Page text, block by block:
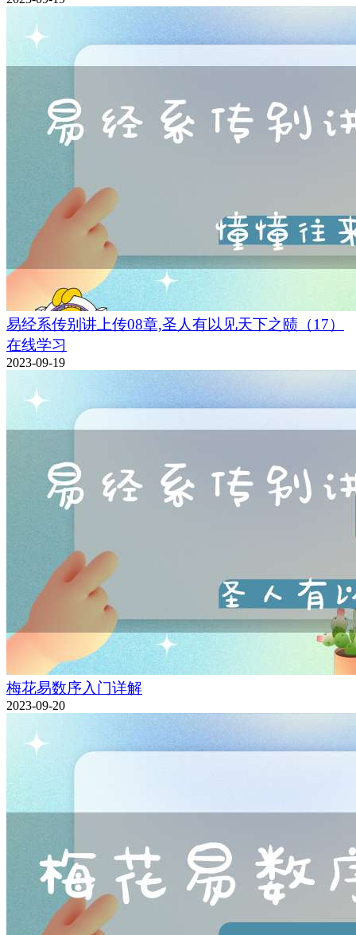
易经系传别讲上传08章,圣人有以见天下之赜（17）
在线学习
2023-09-19
梅花易数序入门详解
2023-09-20